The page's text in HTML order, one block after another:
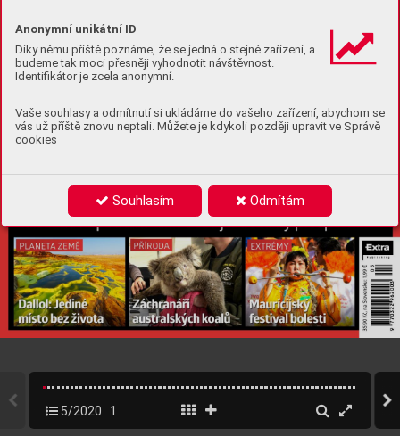
Anonymní unikátní ID
Díky němu příště poznáme, že se jedná o stejné zařízení, a
budeme tak moci přesněji vyhodnotit návštěvnost.
Identifikátor je zcela anonymní.
Vaše souhlasy a odmítnutí si ukládáme do vašeho zařízení, abychom se
vás už příště znovu neptali. Můžete je kdykoli později upravit ve Správě
cookies
Souhlasím Odmítám
5/2020 1